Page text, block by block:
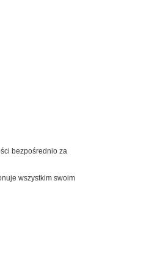
bezpośrednio za
wszystkim swoim